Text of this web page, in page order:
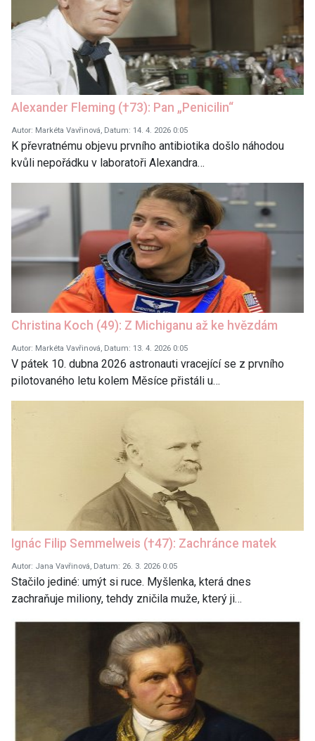
Alexander Fleming (†73): Pan „Penicilin“
Autor: Markéta Vavřinová, Datum: 14. 4. 2026 0:05
K převratnému objevu prvního antibiotika došlo náhodou
kvůli nepořádku v laboratoři Alexandra…
Christina Koch (49): Z Michiganu až ke hvězdám
Autor: Markéta Vavřinová, Datum: 13. 4. 2026 0:05
V pátek 10. dubna 2026 astronauti vracející se z prvního
pilotovaného letu kolem Měsíce přistáli u…
Ignác Filip Semmelweis (†47): Zachránce matek
Autor: Jana Vavřinová, Datum: 26. 3. 2026 0:05
Stačilo jediné: umýt si ruce. Myšlenka, která dnes
zachraňuje miliony, tehdy zničila muže, který ji…